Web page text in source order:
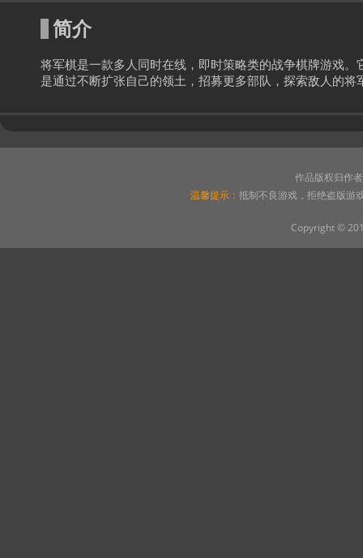
简介
将军棋是一款多人同时在线，即时策略类的战争棋牌游戏
是通过不断扩张自己的领土，招募更多部队，探索敌人的将
作品版权归作
温馨提示： 抵制不良游戏，拒绝盗版游
Copyright ©